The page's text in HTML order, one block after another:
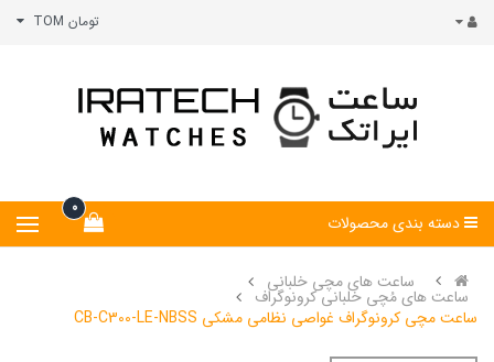
تومان TOM
0
دسته بندی محصولات
ساعت های مچی خلبانی
ساعت های مُچی خلبانی کرونوگراف
ساعت مچی کرونوگراف غواصی نظامی مشکی CB-C300-LE-NBSS